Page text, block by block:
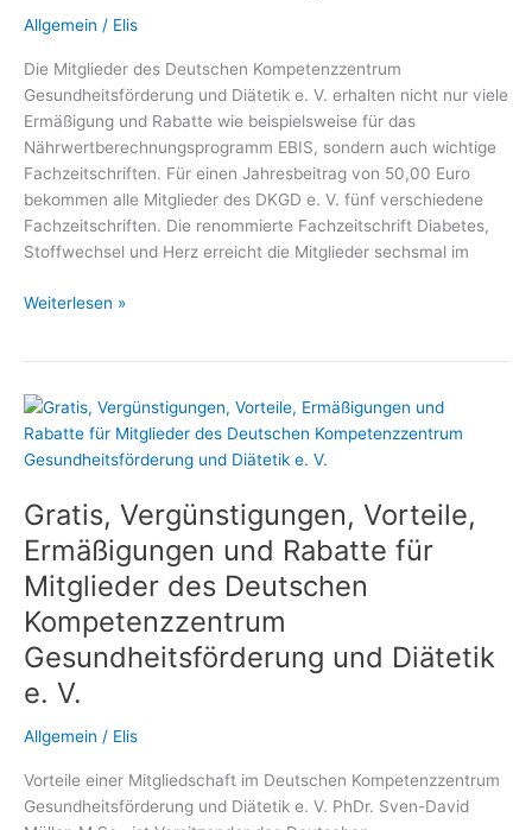
Allgemein / Elis
Die Mitglieder des Deutschen Kompetenzzentrum
Gesundheitsförderung und Diätetik e. V. erhalten nicht nur viele
Ermäßigung und Rabatte wie beispielsweise für das
Nährwertberechnungsprogramm EBIS, sondern auch wichtige
Fachzeitschriften. Für einen Jahresbeitrag von 50,00 Euro
bekommen alle Mitglieder des DKGD e. V. fünf verschiedene
Fachzeitschriften. Die renommierte Fachzeitschrift Diabetes,
Stoffwechsel und Herz erreicht die Mitglieder sechsmal im
Diätassistenten
von
der
Mitgliedschaft
Deutschen
Kompetenzzentrum
Gesundheitsförderung
und
Diätetik
Weiterlesen »
Gratis, Vergünstigungen, Vorteile,
Ermäßigungen und Rabatte für
Mitglieder des Deutschen
Kompetenzzentrum
Gesundheitsförderung und Diätetik
e. V.
Allgemein / Elis
Vorteile einer Mitgliedschaft im Deutschen Kompetenzzentrum
Gesundheitsförderung und Diätetik e. V. PhDr. Sven-David